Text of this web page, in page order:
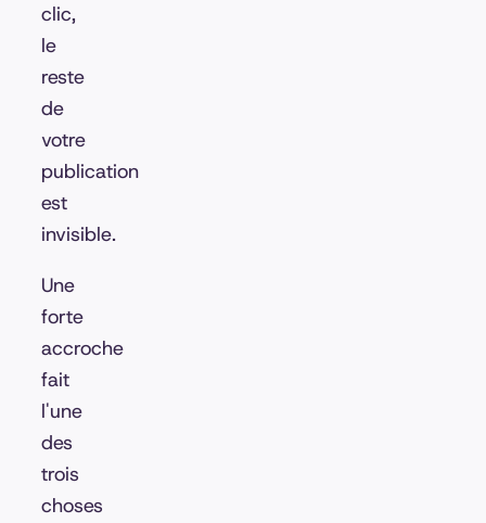
clic,
le
reste
de
votre
publication
est
invisible.
Une
forte
accroche
fait
l'une
des
trois
choses